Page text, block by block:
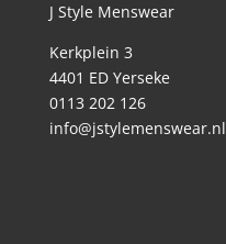
J Style Menswear
Kerkplein 3
4401 ED Yerseke
0113 202 126
info@jstylemenswear.nl